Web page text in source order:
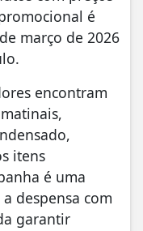
é
março de 2026
encontram
itens
é uma
despensa com
garantir